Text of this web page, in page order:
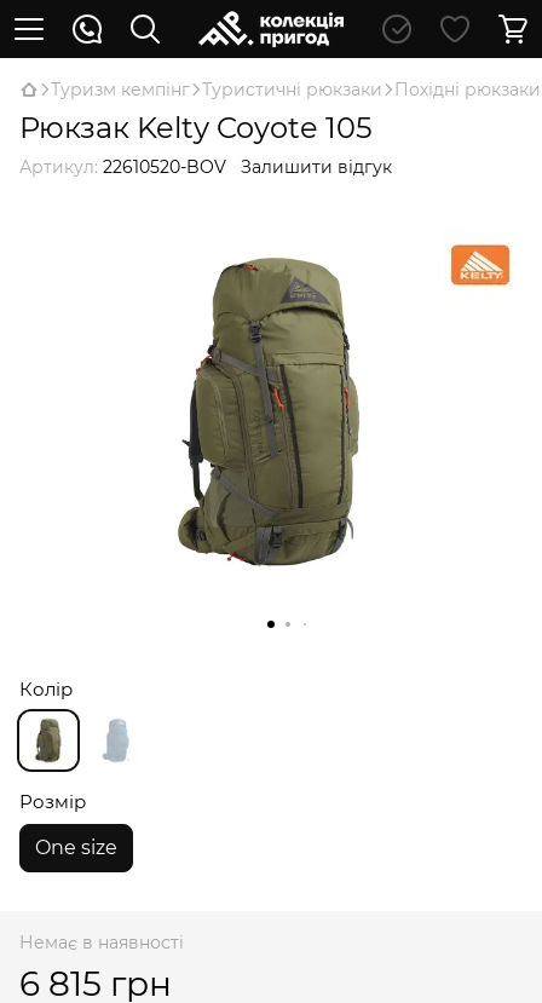
Туризм кемпінг Туристичні рюкзаки Похідні рюкзаки
Рюкзак Kelty Coyote 105
Артикул: 22610520-BOV Залишити відгук
Колір
Розмір
One size
Немає в наявності
6 815 грн